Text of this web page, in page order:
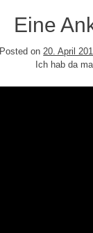
Eine
Posted on 20. April
Ich hab da